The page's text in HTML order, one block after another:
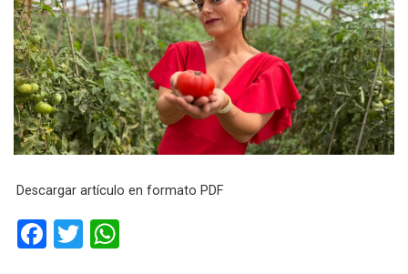
Descargar artículo en formato PDF
F
T